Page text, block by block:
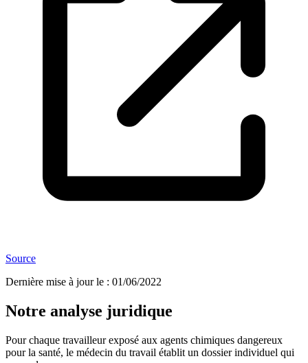
Source
Dernière mise à jour le : 01/06/2022
Notre analyse juridique
Pour chaque travailleur exposé aux agents chimiques dangereux
pour la santé, le médecin du travail établit un dossier individuel qui